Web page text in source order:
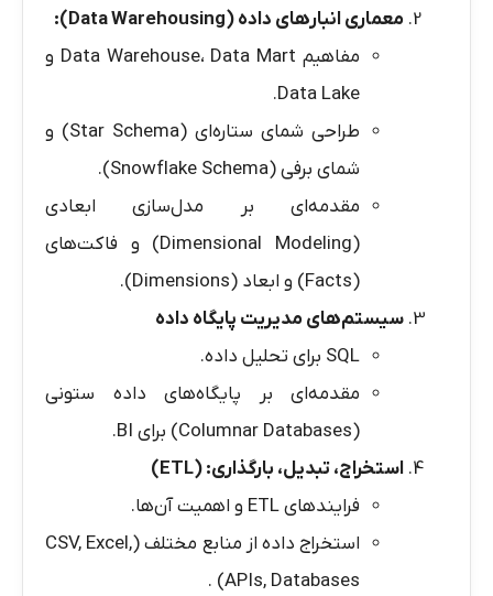
معماری انبارهای داده(Data Warehousing):
مفاهیم Data Warehouse، Data Mart و
Data Lake.
طراحی شمای ستاره‌ای (Star Schema) و
شمای برفی (Snowflake Schema).
مقدمه‌ای بر مدل‌سازی ابعادی
(Dimensional Modeling) و فاکت‌های
(Facts) و ابعاد (Dimensions).
سیستم‌های مدیریت پایگاه داده
SQL برای تحلیل داده.
مقدمه‌ای بر پایگاه‌های داده ستونی
(Columnar Databases) برای BI.
استخراج، تبدیل، بارگذاری: (ETL)
فرایندهای ETL و اهمیت آن‌ها.
استخراج داده از منابع مختلف (CSV, Excel,
APIs, Databases) .